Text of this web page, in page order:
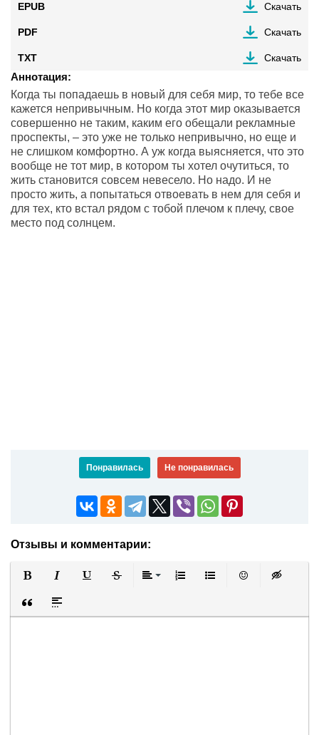
EPUB Скачать
PDF Скачать
TXT Скачать
Аннотация:
Когда ты попадаешь в новый для себя мир, то тебе все
кажется непривычным. Но когда этот мир оказывается
совершенно не таким, каким его обещали рекламные
проспекты, – это уже не только непривычно, но еще и
не слишком комфортно. А уж когда выясняется, что это
вообще не тот мир, в котором ты хотел очутиться, то
жить становится совсем невесело. Но надо. И не
просто жить, а попытаться отвоевать в нем для себя и
для тех, кто встал рядом с тобой плечом к плечу, свое
место под солнцем.
Понравилась Не понравилась
Отзывы и комментарии:
Вставка цитаты
Вставка спойлера